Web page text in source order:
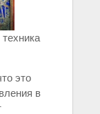
это
в